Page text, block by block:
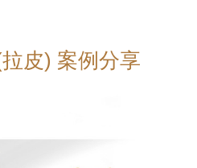
皮) 案例分享